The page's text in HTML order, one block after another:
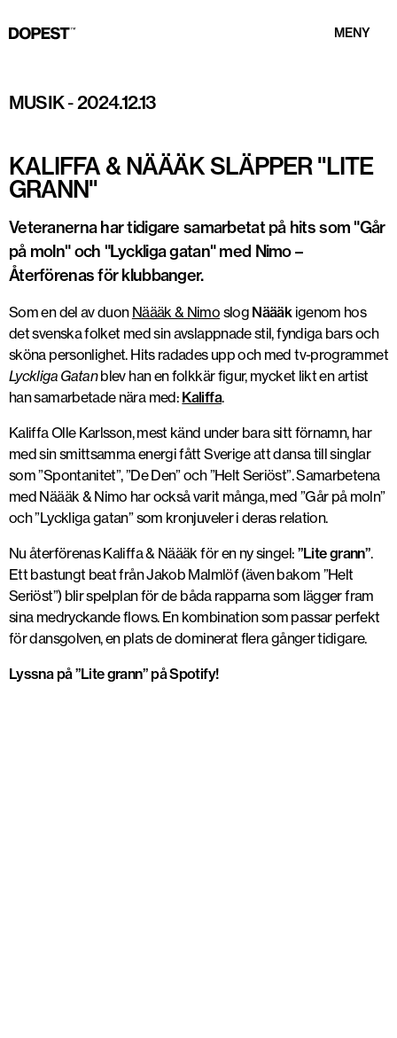
MENY
MUSIK-2024.12.13
KALIFFA & NÄÄÄK SLÄPPER "LITE
GRANN"
Veteranerna har tidigare samarbetat på hits som "Går
på moln" och "Lyckliga gatan" med Nimo –
Återförenas för klubbanger.
Som en del av duon Näääk & Nimo slog Näääkigenom hos
det svenska folket med sin avslappnade stil, fyndiga bars och
sköna personlighet. Hits radades upp och med tv-programmet
Lyckliga Gatanblev han en folkkär figur, mycket likt en artist
han samarbetade nära med: Kaliffa.
Kaliffa Olle Karlsson, mest känd under bara sitt förnamn, har
med sin smittsamma energi fått Sverige att dansa till singlar
som ”Spontanitet”, ”De Den” och ”Helt Seriöst”. Samarbetena
med Näääk & Nimo har också varit många, med ”Går på moln”
och ”Lyckliga gatan” som kronjuveler i deras relation.
Nu återförenas Kaliffa & Näääk för en ny singel: ”Lite grann”.
Ett bastungt beat från Jakob Malmlöf (även bakom ”Helt
Seriöst”) blir spelplan för de båda rapparna som lägger fram
sina medryckande flows. En kombination som passar perfekt
för dansgolven, en plats de dominerat flera gånger tidigare.
Lyssna på ”Lite grann” på Spotify!